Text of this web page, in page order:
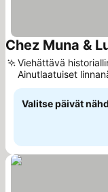
Chez Muna &
Viehättävä
Ainutlaatuiset
Valitse päivät